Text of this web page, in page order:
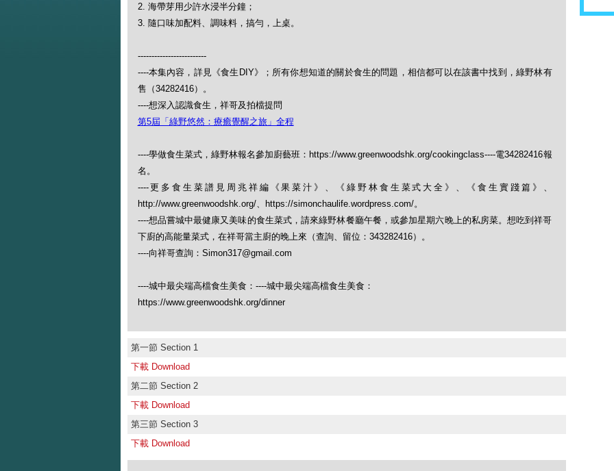
2. 海帶芽用少許水浸半分鐘；
3. 隨口味加配料、調味料，搞勻，上桌。
-------------------------
----本集內容，詳見《食生DIY》；所有你想知道的關於食生的問題，相信都可以在該書中找到，綠野林有
售（34282416）。
----想深入認識食生，祥哥及拍檔提問
第5屆「綠野悠然：療癒覺醒之旅」全程
----學做食生菜式，綠野林報名參加廚藝班：https://www.greenwoodshk.org/cookingclass----電34282416報
名。
----更多食生菜譜見周兆祥編《果菜汁》、《綠野林食生菜式大全》、《食生實踐篇》、
http://www.greenwoodshk.org/、https://simonchaulife.wordpress.com/。
----想品嘗城中最健康又美味的食生菜式，請來綠野林餐廳午餐，或參加星期六晚上的私房菜。想吃到祥哥
下廚的高能量菜式，在祥哥當主廚的晚上來（查詢、留位：343282416）。
----向祥哥查詢： Simon317@gmail.com
----城中最尖端高檔食生美食：----城中最尖端高檔食生美食：
https://www.greenwoodshk.org/dinner
第一節 Section 1
下載 Download
第二節 Section 2
下載 Download
第三節 Section 3
下載 Download